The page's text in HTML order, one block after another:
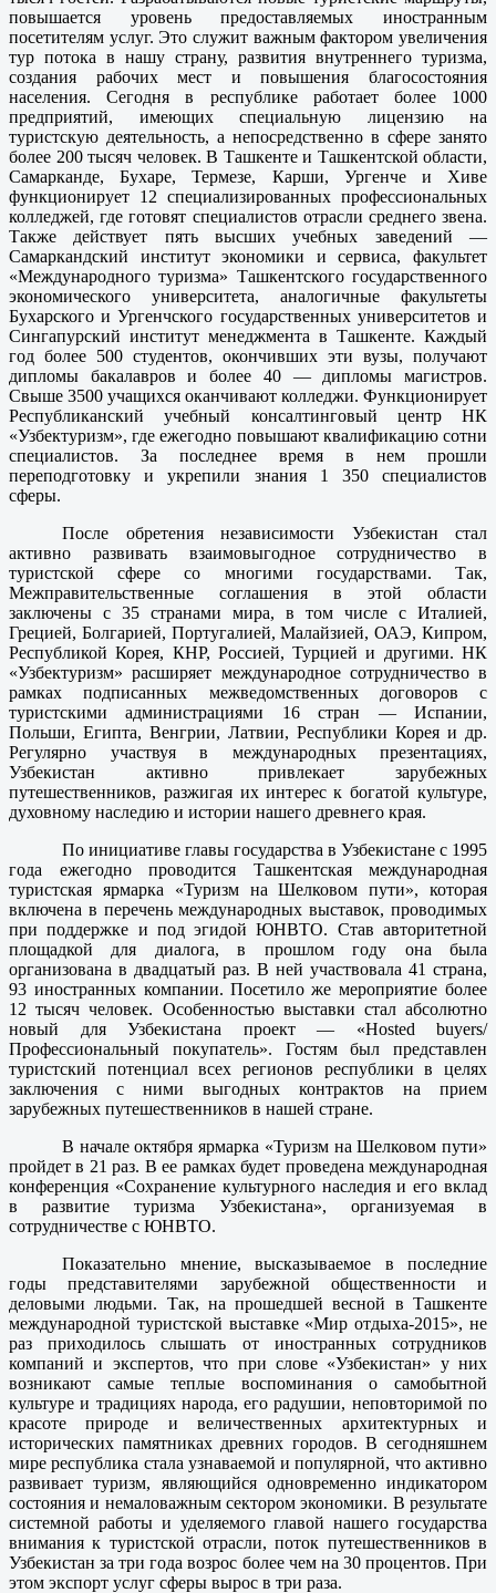
повышается уровень предоставляемых иностранным
посетителям услуг. Это служит важным фактором увеличения
тур потока в нашу страну, развития внутреннего туризма,
создания рабочих мест и повышения благосостояния
населения. Сегодня в республике работает более 1000
предприятий, имеющих специальную лицензию на
туристскую деятельность, а непосредственно в сфере занято
более 200 тысяч человек. В Ташкенте и Ташкентской области,
Самарканде, Бухаре, Термезе, Карши, Ургенче и Хиве
функционирует 12 специализированных профессиональных
колледжей, где готовят специалистов отрасли среднего звена.
Также действует пять высших учебных заведений —
Самаркандский институт экономики и сервиса, факультет
«Международного туризма» Ташкентского государственного
экономического университета, аналогичные факультеты
Бухарского и Ургенчского государственных университетов и
Сингапурский институт менеджмента в Ташкенте. Каждый
год более 500 студентов, окончивших эти вузы, получают
дипломы бакалавров и более 40 — дипломы магистров.
Свыше 3500 учащихся оканчивают колледжи. Функционирует
Республиканский учебный консалтинговый центр НК
«Узбектуризм», где ежегодно повышают квалификацию сотни
специалистов. За последнее время в нем прошли
переподготовку и укрепили знания 1 350 специалистов
сферы.
После обретения независимости Узбекистан стал
активно развивать взаимовыгодное сотрудничество в
туристской сфере со многими государствами. Так,
Межправительственные соглашения в этой области
заключены c 35 странами мира, в том числе с Италией,
Грецией, Болгарией, Португалией, Малайзией, ОАЭ, Кипром,
Республикой Корея, КНР, Россией, Турцией и другими. НК
«Узбектуризм» расширяет международное сотрудничество в
рамках подписанных межведомственных договоров с
туристскими администрациями 16 стран — Испании,
Польши, Египта, Венгрии, Латвии, Республики Корея и др.
Регулярно участвуя в международных презентациях,
Узбекистан активно привлекает зарубежных
путешественников, разжигая их интерес к богатой культуре,
духовному наследию и истории нашего древнего края.
По инициативе главы государства в Узбекистане с 1995
года ежегодно проводится Ташкентская международная
туристская ярмарка «Туризм на Шелковом пути», которая
включена в перечень международных выставок, проводимых
при поддержке и под эгидой ЮНВТО. Став авторитетной
площадкой для диалога, в прошлом году она была
организована в двадцатый раз. В ней участвовала 41 страна,
93 иностранных компании. Посетило же мероприятие более
12 тысяч человек. Особенностью выставки стал абсолютно
новый для Узбекистана проект — «Hosted buyers/
Профессиональный покупатель». Гостям был представлен
туристский потенциал всех регионов республики в целях
заключения с ними выгодных контрактов на прием
зарубежных путешественников в нашей стране.
В начале октября ярмарка «Туризм на Шелковом пути»
пройдет в 21 раз. В ее рамках будет проведена международная
конференция «Сохранение культурного наследия и его вклад
в развитие туризма Узбекистана», организуемая в
сотрудничестве с ЮНВТО.
Показательно мнение, высказываемое в последние
годы представителями зарубежной общественности и
деловыми людьми. Так, на прошедшей весной в Ташкенте
международной туристской выставке «Мир отдыха-2015», не
раз приходилось слышать от иностранных сотрудников
компаний и экспертов, что при слове «Узбекистан» у них
возникают самые теплые воспоминания о самобытной
культуре и традициях народа, его радушии, неповторимой по
красоте природе и величественных архитектурных и
исторических памятниках древних городов. В сегодняшнем
мире республика стала узнаваемой и популярной, что активно
развивает туризм, являющийся одновременно индикатором
состояния и немаловажным сектором экономики. В результате
системной работы и уделяемого главой нашего государства
внимания к туристской отрасли, поток путешественников в
Узбекистан за три года возрос более чем на 30 процентов. При
этом экспорт услуг сферы вырос в три раза.